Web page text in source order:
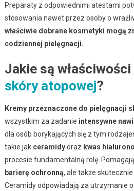
Preparaty z odpowiednimi atestami
stosowania nawet przez osoby o
właściwie dobrane kosmetyki mogą
codziennej pielęgnacji.
Jakie są
skóry atopowej?
Kremy przeznaczone do pielęgnacji
wszystkim za zadanie intensywne
dla osób borykających się z tym
takie jak ceramidyoraz kwas
procesie fundamentalną rolę.
barierę ochronną, ale także
Ceramidy odpowiadają za utrzymanie